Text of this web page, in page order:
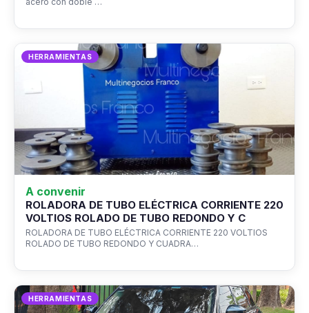
HERRAMIENTAS
A convenir
ROLADORA DE TUBO ELÉCTRICA CORRIENTE 220
VOLTIOS ROLADO DE TUBO REDONDO Y C
ROLADORA DE TUBO ELÉCTRICA CORRIENTE 220 VOLTIOS
ROLADO DE TUBO REDONDO Y CUADRA…
HERRAMIENTAS